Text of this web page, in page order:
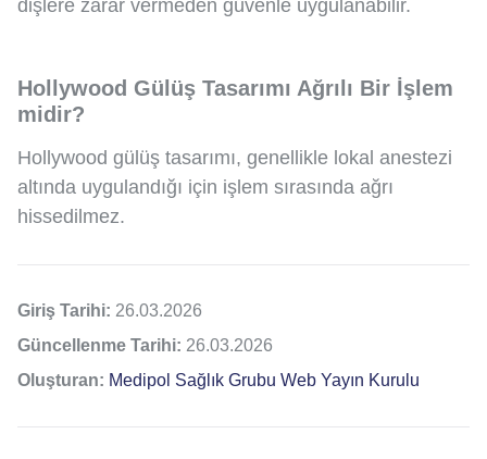
dişlere zarar vermeden güvenle uygulanabilir.
Hollywood Gülüş Tasarımı Ağrılı Bir İşlem
midir?
Hollywood gülüş tasarımı, genellikle lokal anestezi
altında uygulandığı için işlem sırasında ağrı
hissedilmez.
Giriş Tarihi: 26.03.2026
Güncellenme Tarihi: 26.03.2026
Oluşturan: Medipol Sağlık Grubu Web Yayın Kurulu